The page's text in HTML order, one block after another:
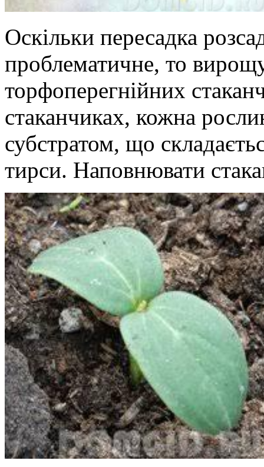
Оскільки пересадка
проблематичне, то
торфоперегнійних
стаканчиках, кожна
субстратом, що
тирси. Наповнювати